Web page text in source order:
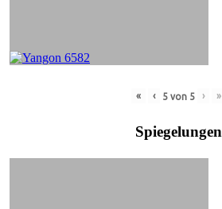
« ‹ 5von 5 › »
Spiegelungen